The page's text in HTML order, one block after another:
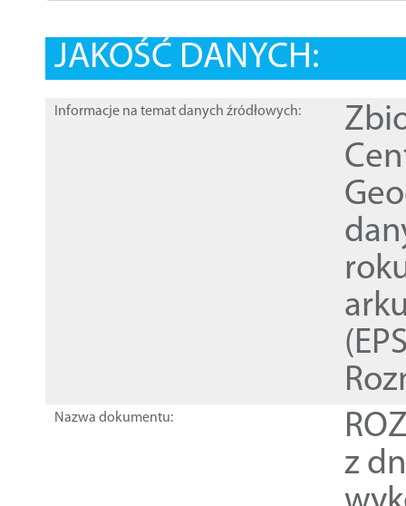
JAKOŚĆ DANYCH:
Informacje na temat danych źródłowych:
Nazwa dokumentu:
z